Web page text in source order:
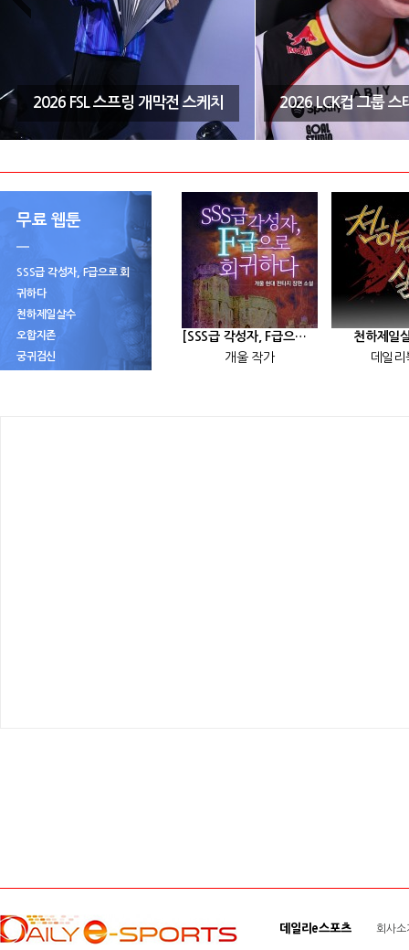
2026 FSL 스프링 개막전 스케치 2026 LCK컵 그룹 스
무료 웹툰
SSS급 각성자, F급으로 회
귀하다
천하제일살수
오합지존
궁귀검신
[SSS급 각성자, F급으로 회귀하다] 25화
개울 작가
천하제일
데일리
데일리e스포츠 회사소